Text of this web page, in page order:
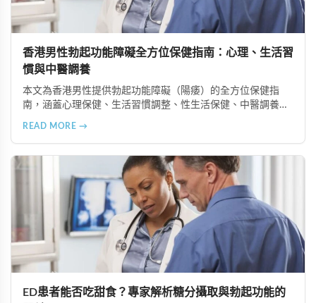
香港男性勃起功能障礙全方位保健指南：心理、生活習
慣與中醫調養
本文為香港男性提供勃起功能障礙（陽痿）的全方位保健指
南，涵蓋心理保健、生活習慣調整、性生活保健、中醫調養及
READ MORE →
ED患者能否吃甜食？專家解析糖分攝取與勃起功能的